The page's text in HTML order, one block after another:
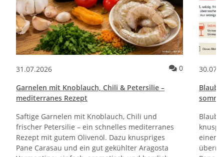
Kommentare zum Artikel Pane e Cipolle Rezept | Italienische
31.07.2026 0
Garnelen mit Knoblauch, Chili & Petersilie –
mediterranes Rezept
Saftige Garnelen mit Knoblauch, Chili und
frischer Petersilie – ein schnelles mediterranes
Rezept mit gutem Olivenöl. Dazu knuspriges
Pane Carasau und ein gut gekühlter Aragosta
einem